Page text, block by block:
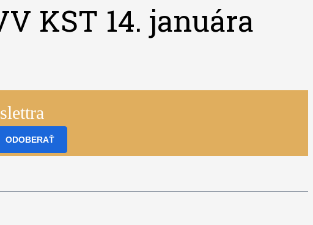
KST 14. januára
ODOBERAŤ